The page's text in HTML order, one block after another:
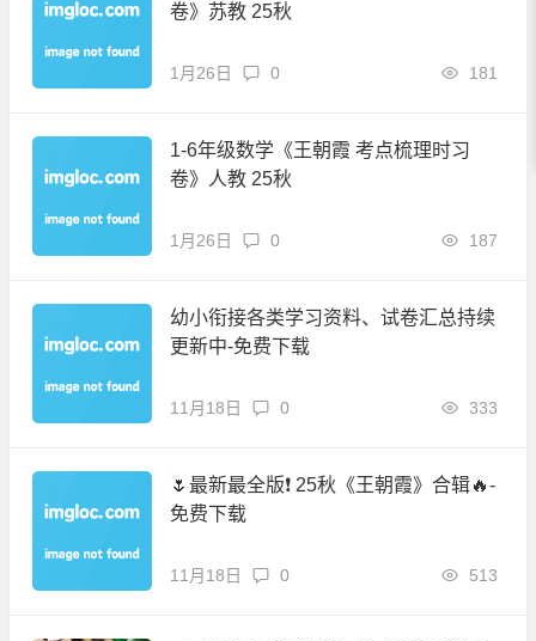
卷》苏教 25秋
1月26日 181
0
1-6年级数学《王朝霞 考点梳理时习
卷》人教 25秋
1月26日 187
0
幼小衔接各类学习资料、试卷汇总持续
更新中-免费下载
11月18日 333
0
🌷最新最全版❗ 25秋《王朝霞》合辑🔥-
免费下载
11月18日 513
0